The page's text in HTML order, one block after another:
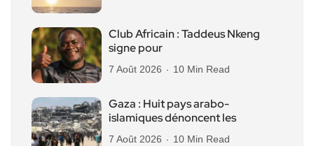
Club Africain : Taddeus Nkeng
signe pour
7 Août 2026 10 Min Read
Gaza : Huit pays arabo-
islamiques dénoncent les
7 Août 2026 10 Min Read